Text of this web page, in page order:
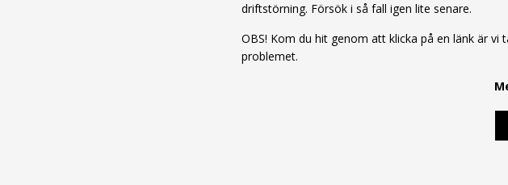
driftstörning. Försök i så fall igen lite senare.
OBS! Kom du hit genom att klicka på en länk är
problemet.